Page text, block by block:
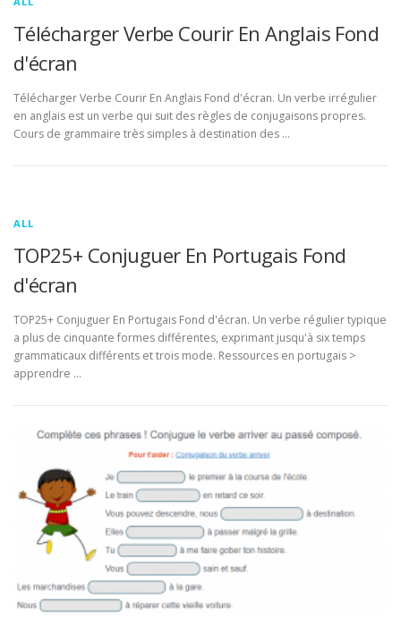
Télécharger Verbe Courir En Anglais Fond
d'écran
Télécharger Verbe Courir En Anglais Fond d'écran. Un verbe irrégulier
en anglais est un verbe qui suit des règles de conjugaisons propres.
Cours de grammaire très simples à destination des …
ALL
TOP25+ Conjuguer En Portugais Fond
d'écran
TOP25+ Conjuguer En Portugais Fond d'écran. Un verbe régulier typique
a plus de cinquante formes différentes, exprimant jusqu'à six temps
grammaticaux différents et trois mode. Ressources en portugais >
apprendre …